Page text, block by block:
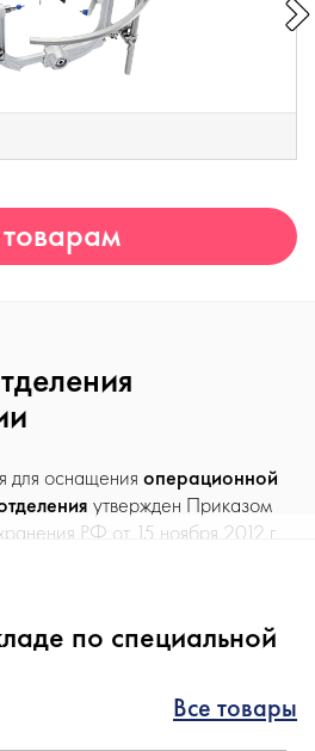
для оснащения операционной
утвержден Приказом
РФ от 15 ноября 2012 г.
Порядка оказания медицинской
входят следующие
ультразвуковой
по специальной
Все товары